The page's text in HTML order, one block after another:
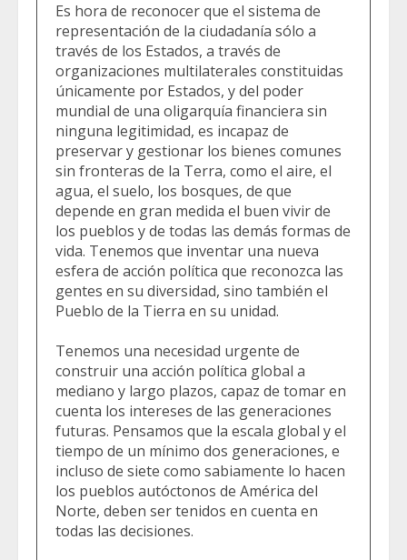
Es hora de reconocer que el sistema de
representación de la ciudadanía sólo a
través de los Estados, a través de
organizaciones multilaterales constituidas
únicamente por Estados, y del poder
mundial de una oligarquía financiera sin
ninguna legitimidad, es incapaz de
preservar y gestionar los bienes comunes
sin fronteras de la Terra, como el aire, el
agua, el suelo, los bosques, de que
depende en gran medida el buen vivir de
los pueblos y de todas las demás formas de
vida. Tenemos que inventar una nueva
esfera de acción política que reconozca las
gentes en su diversidad, sino también el
Pueblo de la Tierra en su unidad.
Tenemos una necesidad urgente de
construir una acción política global a
mediano y largo plazos, capaz de tomar en
cuenta los intereses de las generaciones
futuras. Pensamos que la escala global y el
tiempo de un mínimo dos generaciones, e
incluso de siete como sabiamente lo hacen
los pueblos autóctonos de América del
Norte, deben ser tenidos en cuenta en
todas las decisiones.